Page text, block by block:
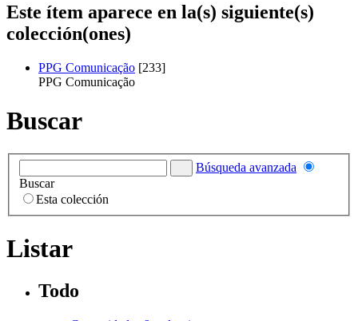
Este ítem aparece en la(s) siguiente(s)
colección(ones)
PPG Comunicação [233]
PPG Comunicação
Buscar
Búsqueda avanzada
Buscar
Esta colección
Listar
Todo